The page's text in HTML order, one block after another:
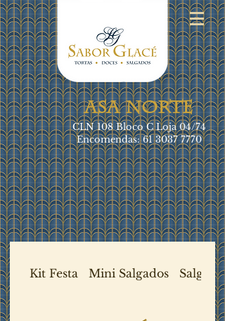
ASA NORTE
CLN 108 Bloco C Loja 04/74
Encomendas:61 3037 7770
Kit Festa Mini Salgados